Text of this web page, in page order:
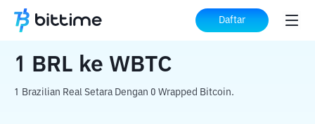
Daftar
Beranda Konverter Kripto ke WBTC
1 BRL ke WBTC
1 Brazilian Real Setara Dengan 0 Wrapped Bitcoin.